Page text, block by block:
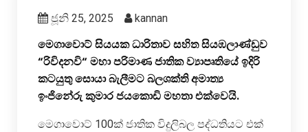
ජූනි 25, 2025 kannan
මෙගාවොට් සියයක ධාරිතාව සහිත සියඹලාණ්ඩුව
“රිවිදනවි“ මහා පරිමාණ ජාතික ව්‍යාපෘතියේ ඉදිරි
කටයුතු සොයා බැලීමට බලශක්ති අමාත්‍ය
ඉංජිනේරු කුමාර ජයකොඩි මහතා එක්වෙයි.
මෙගාවොට් 100ක් ජාතික විදුලිබල පද්ධතියට එක්